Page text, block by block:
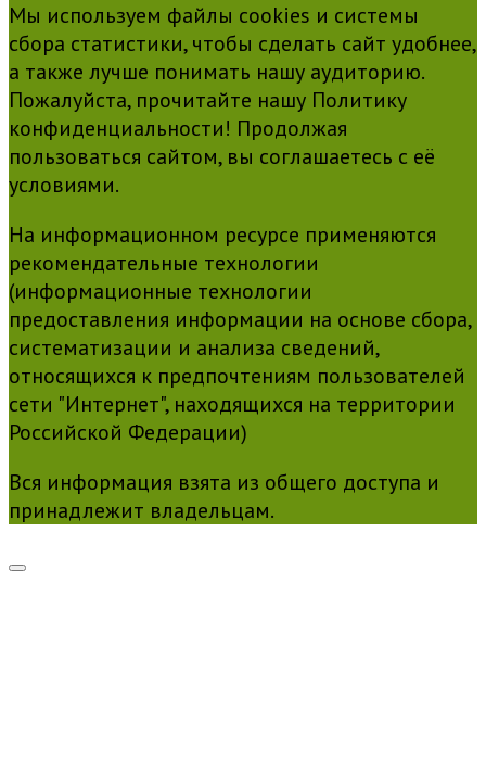
Мы используем файлы cookies и системы
сбора статистики, чтобы сделать сайт удобнее,
а также лучше понимать нашу аудиторию.
Пожалуйста, прочитайте нашу Политику
конфиденциальности! Продолжая
пользоваться сайтом, вы соглашаетесь с её
условиями.
На информационном ресурсе применяются
рекомендательные технологии
(информационные технологии
предоставления информации на основе сбора,
систематизации и анализа сведений,
относящихся к предпочтениям пользователей
сети "Интернет", находящихся на территории
Российской Федерации)
Вся информация взята из общего доступа и
принадлежит владельцам.